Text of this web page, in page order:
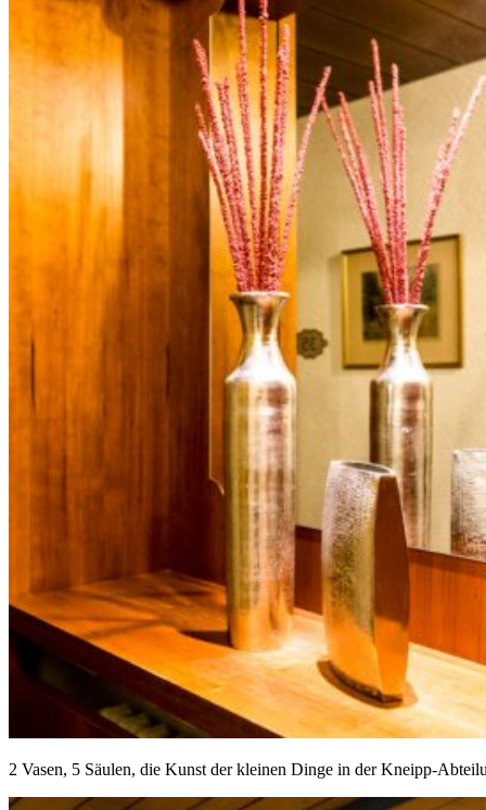
2 Vasen, 5 Säulen, die Kunst der kleinen Dinge in der Kneipp-